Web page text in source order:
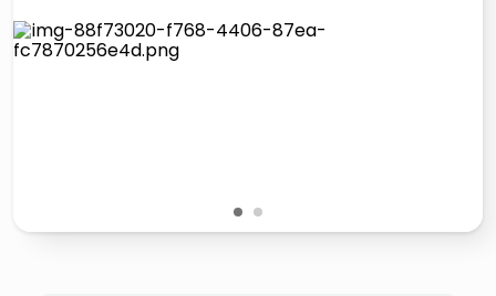
lucidatrice pavimenti
1 2